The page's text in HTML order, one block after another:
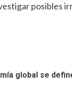
posibles
global se